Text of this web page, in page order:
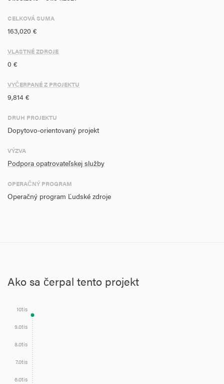
podpora súbehu pracovného a rodinného života rodinných
príslušníkov žijúcich v spoločnej domácnosti. Vytvorením nových
v meste Brezová pod Bradlom.
CELKOVÁ SUMA
163,020 €
VLASTNÉ ZDROJE
0 €
VYČERPANÉ Z PROJEKTU
9,814 €
DRUH PROJEKTU
Dopytovo-orientovaný projekt
VÝZVA
Podpora opatrovateľskej služby
OPERAČNÝ PROGRAM
Operačný program Ľudské zdroje
Ako sa čerpal tento projekt
6.0tis
7.0tis
8.0tis
9.0tis
10tis